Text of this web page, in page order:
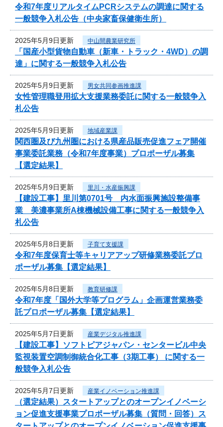
令和7年度リアルタイムPCRシステムの調達に関する
一般競争入札公告（中央家畜保健衛生所）
2025年5月9日更新 中山間農業研究所
「国産小型貨物自動車（新車・トラック・4WD）の調
達」に関する一般競争入札公告
2025年5月9日更新 男女共同参画推進課
女性管理職登用拡大支援業務委託に関する一般競争入
札公告
2025年5月9日更新 地域産業課
関西圏及び九州圏における県産品販売促進フェア開催
事業委託業務（令和7年度事業）プロポーザル募集
【選定結果】
2025年5月9日更新 里川・水産振興課
【建設工事】里川第0701号 内水面振興施設整備事
業 美濃事業所A棟機械設備工事に関する一般競争入
札公告
2025年5月8日更新 子育て支援課
令和7年度保育士等キャリアアップ研修業務委託プロ
ポーザル募集【選定結果】
2025年5月8日更新 教育研修課
令和7年度「国外大学等プログラム」企画運営業務委
託プロポーザル募集【選定結果】
2025年5月7日更新 産業デジタル推進課
【建設工事】ソフトピアジャパン・センタービル中央
監視装置空調制御統合化工事（3期工事） に関する一
般競争入札公告
2025年5月7日更新 産業イノベーション推進課
（選定結果）スタートアップとのオープンイノベーシ
ョン促進支援事業プロポーザル募集（質問・回答）ス